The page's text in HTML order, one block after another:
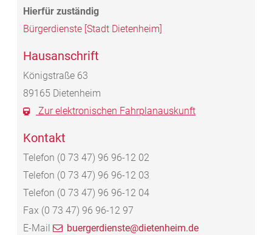
Bürgerdienste [Stadt Dietenheim]
Hausanschrift
Königstraße 63
89165 Dietenheim
Zur elektronischen Fahrplanauskunft
Kontakt
Telefon (0 73 47) 96 96-12 02
Telefon (0 73 47) 96 96-12 03
Telefon (0 73 47) 96 96-12 04
Fax (0 73 47) 96 96-12 97
E-Mail
buergerdienste@dietenheim.de